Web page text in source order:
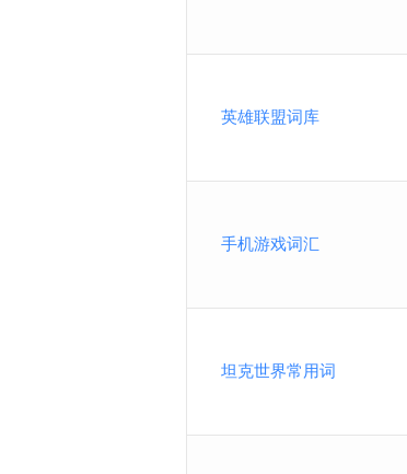
英雄联盟词库
手机游戏词汇
坦克世界常用词